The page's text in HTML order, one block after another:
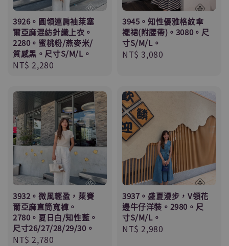
3926。圓領連肩袖萊塞
爾亞麻混紡針織上衣。
2280。蜜桃粉/燕麥米/
質感黑。尺寸S/M/L。
Regular
NT$ 2,280
3945。知性優雅格紋傘
襬裙(附腰帶)。3080。尺
寸S/M/L。
Regular
NT$ 3,080
3932。微風輕盈，萊賽
爾亞麻直筒寬褲。
2780。夏日白/知性藍。
尺寸26/27/28/29/30。
Regular
NT$ 2,780
3937。盛夏漫步，V領花
邊牛仔洋裝。2980。尺
寸S/M/L。
Regular
NT$ 2,980